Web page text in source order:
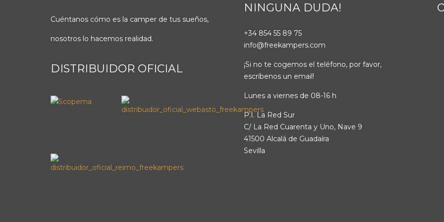
Cuéntanos cómo es la camper de tus sueños,
nosotros lo hacemos realidad.
DISTRIBUIDOR OFICIAL
NINGUNA DUDA!
+34 854 55 89 75
info@freekampers.com
¡Si no te cogemos el teléfono, por favor,
escríbenos un email!
Lunes a viernes de 08-16 h
P.I. La Red Sur
C/ La Red Cuarenta y Uno, Nave 9
41500 Alcalá de Guadaíra
Sevilla